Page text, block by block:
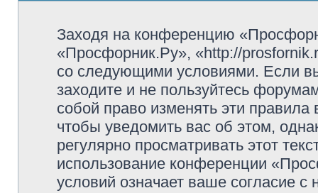
Заходя на конференцию
«Просфорник.Ру», «http://
со следующими условиями. Если
заходите и не пользуйтесь
собой право изменять эти
чтобы уведомить вас об этом,
регулярно просматривать этот
использование конференции
условий означает ваше согласие с